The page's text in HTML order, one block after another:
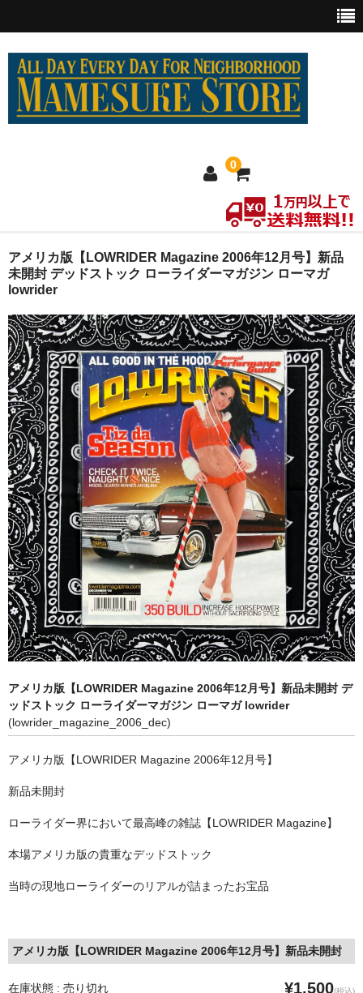
0
ホーム
MEXICO買い付け
新商品
ウェア
全商品（ウェア）
Tシャツ
ロングTシャツ
ゲームシャツ
コーチジャケット
スウェット＆フーディ
パンツ
ヘッドギア
シューズ
ORIGINAL
STILL 90’s
Chicano Life
Brown Pride
ホルモンクラブ
アメリカ版【LOWRIDER Magazine 2006年12月号】新品
未開封 デッドストック ローライダーマガジン ローマガ
lowrider
アメリカ版【LOWRIDER Magazine 2006年12月号】新品未開封 デ
ッドストック ローライダーマガジン ローマガ lowrider
(lowrider_magazine_2006_dec)
アメリカ版【LOWRIDER Magazine 2006年12月号】
新品未開封
ローライダー界において最高峰の雑誌【LOWRIDER Magazine】
本場アメリカ版の貴重なデッドストック
当時の現地ローライダーのリアルが詰まったお宝品
アメリカ版【LOWRIDER Magazine 2006年12月号】新品未開封
在庫状態 : 売り切れ ¥1,500(税込)